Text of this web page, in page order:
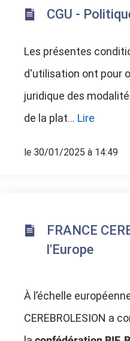
CGU -
Les présentes
d'utilisation ont pour
juridique des
de la plat... Lire
le 30/01/2025 à 14:49
FRANCE
l'Europe
À l’échelle
CEREBROLESION a